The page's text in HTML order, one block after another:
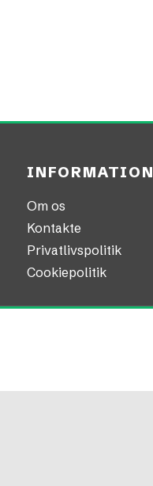
INFORMATION
Om os
Kontakte
Privatlivspolitik
Cookiepolitik